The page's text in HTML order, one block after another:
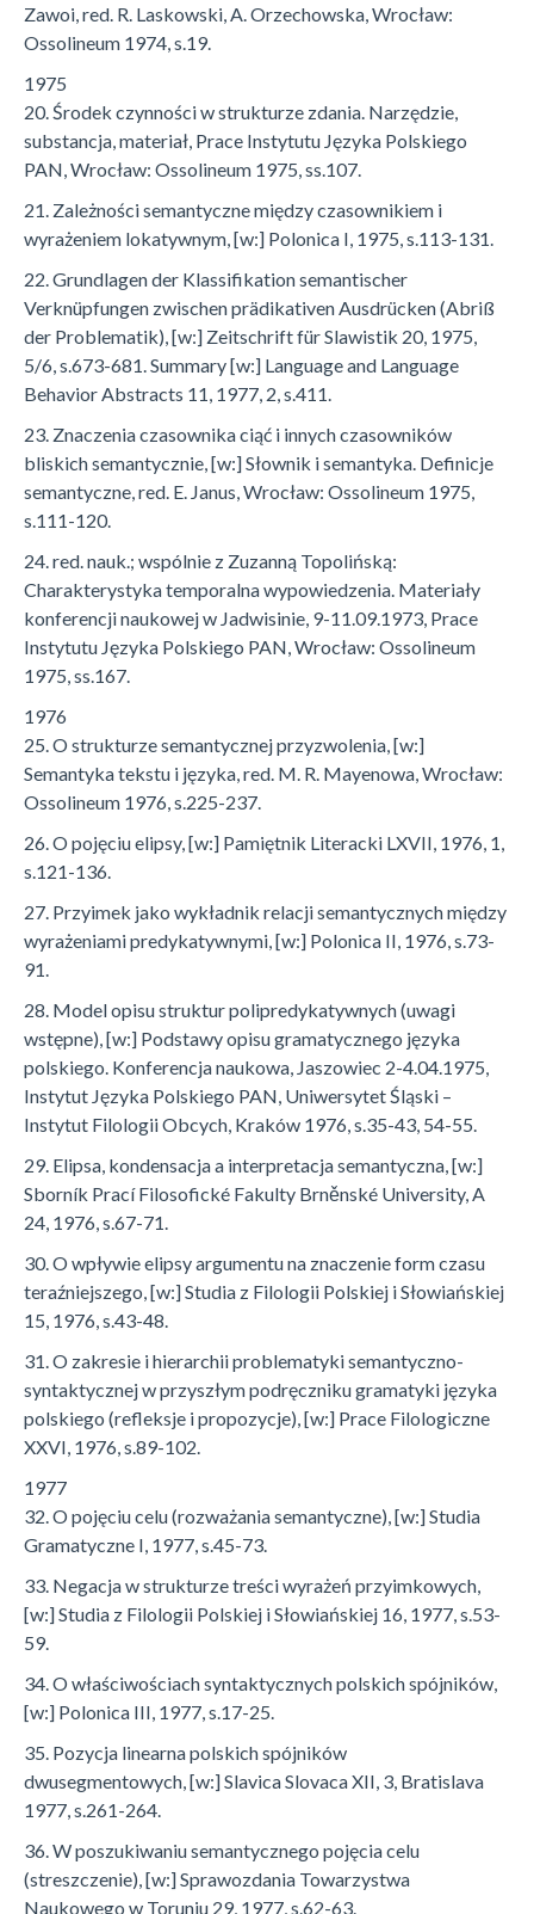
Zawoi, red. R. Laskowski, A. Orzechowska, Wrocław:
Ossolineum 1974, s.19.
1975
20. Środek czynności w strukturze zdania. Narzędzie,
substancja, materiał, Prace Instytutu Języka Polskiego
PAN, Wrocław: Ossolineum 1975, ss.107.
21. Zależności semantyczne między czasownikiem i
wyrażeniem lokatywnym, [w:] Polonica I, 1975, s.113-131.
22. Grundlagen der Klassifikation semantischer
Verknüpfungen zwischen prädikativen Ausdrücken (Abriß
der Problematik), [w:] Zeitschrift für Slawistik 20, 1975,
5/6, s.673-681. Summary [w:] Language and Language
Behavior Abstracts 11, 1977, 2, s.411.
23. Znaczenia czasownika ciąć i innych czasowników
bliskich semantycznie, [w:] Słownik i semantyka. Definicje
semantyczne, red. E. Janus, Wrocław: Ossolineum 1975,
s.111-120.
24. red. nauk.; wspólnie z Zuzanną Topolińską:
Charakterystyka temporalna wypowiedzenia. Materiały
konferencji naukowej w Jadwisinie, 9-11.09.1973, Prace
Instytutu Języka Polskiego PAN, Wrocław: Ossolineum
1975, ss.167.
1976
25. O strukturze semantycznej przyzwolenia, [w:]
Semantyka tekstu i języka, red. M. R. Mayenowa, Wrocław:
Ossolineum 1976, s.225-237.
26. O pojęciu elipsy, [w:] Pamiętnik Literacki LXVII, 1976, 1,
s.121-136.
27. Przyimek jako wykładnik relacji semantycznych między
wyrażeniami predykatywnymi, [w:] Polonica II, 1976, s.73-
91.
28. Model opisu struktur polipredykatywnych (uwagi
wstępne), [w:] Podstawy opisu gramatycznego języka
polskiego. Konferencja naukowa, Jaszowiec 2-4.04.1975,
Instytut Języka Polskiego PAN, Uniwersytet Śląski –
Instytut Filologii Obcych, Kraków 1976, s.35-43, 54-55.
29. Elipsa, kondensacja a interpretacja semantyczna, [w:]
Sborník Prací Filosofické Fakulty Brněnské University, A
24, 1976, s.67-71.
30. O wpływie elipsy argumentu na znaczenie form czasu
teraźniejszego, [w:] Studia z Filologii Polskiej i Słowiańskiej
15, 1976, s.43-48.
31. O zakresie i hierarchii problematyki semantyczno-
syntaktycznej w przyszłym podręczniku gramatyki języka
polskiego (refleksje i propozycje), [w:] Prace Filologiczne
XXVI, 1976, s.89-102.
1977
32. O pojęciu celu (rozważania semantyczne), [w:] Studia
Gramatyczne I, 1977, s.45-73.
33. Negacja w strukturze treści wyrażeń przyimkowych,
[w:] Studia z Filologii Polskiej i Słowiańskiej 16, 1977, s.53-
59.
34. O właściwościach syntaktycznych polskich spójników,
[w:] Polonica III, 1977, s.17-25.
35. Pozycja linearna polskich spójników
dwusegmentowych, [w:] Slavica Slovaca XII, 3, Bratislava
1977, s.261-264.
36. W poszukiwaniu semantycznego pojęcia celu
(streszczenie), [w:] Sprawozdania Towarzystwa
Naukowego w Toruniu 29, 1977, s.62-63.